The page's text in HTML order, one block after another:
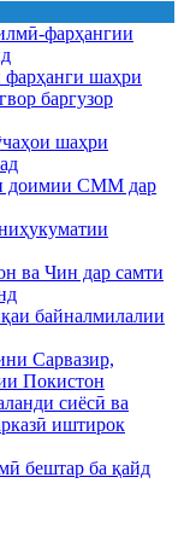
фарҳангии
шаҳри
баргузор
шаҳри
доимии СММ дар
ва Чин дар самти
байналмилалии
Сарвазир,
Покистон
сиёсӣ ва
иштирок
бештар ба қайд